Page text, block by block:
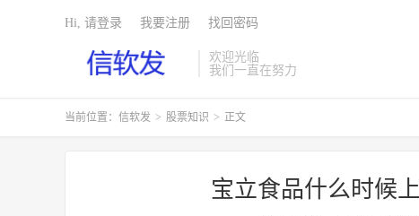
欢迎光临
我们一直在努力
Hi, 请登录 我要注册 找回密码
当前位置： 信软发 > 股票知识 > 正文
宝立食品什么时候